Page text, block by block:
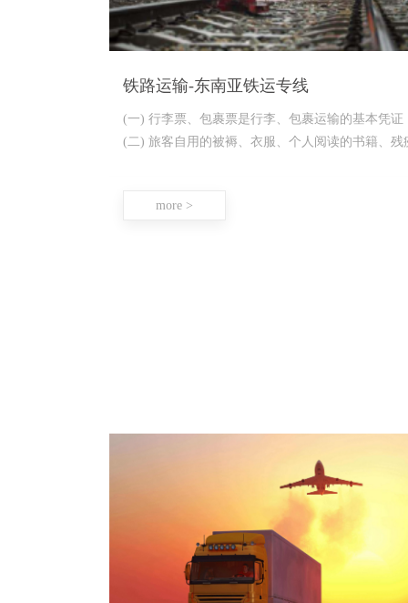
铁路运输-东南亚铁运专线
(一) 行李票、包裹票是行李、包裹运输的基本凭证
(二) 旅客自用的被褥、衣服、个人阅读的书籍、残
more >